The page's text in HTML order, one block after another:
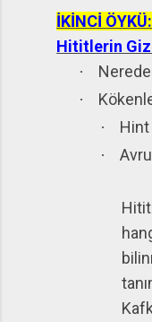
İKİNCİ ÖYKÜ:
Hititlerin
·
·
· Hint
·